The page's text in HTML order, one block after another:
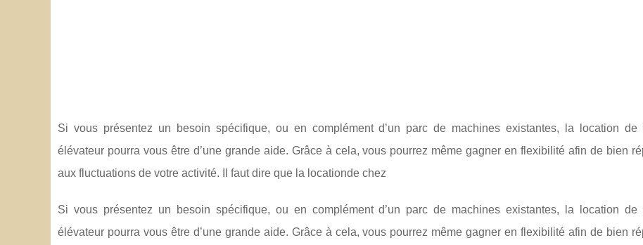
Si vous présentez un besoin spécifique, ou en complément d’un parc de machines existantes, la location de
élévateur pourra vous être d’une grande aide. Grâce à cela, vous pourrez même gagner en flexibilité afin de bien
aux fluctuations de votre activité. Il faut dire que la locationde chez
Si vous présentez un besoin spécifique, ou en complément d’un parc de machines existantes, la location de
élévateur pourra vous être d’une grande aide. Grâce à cela, vous pourrez même gagner en flexibilité afin de bien